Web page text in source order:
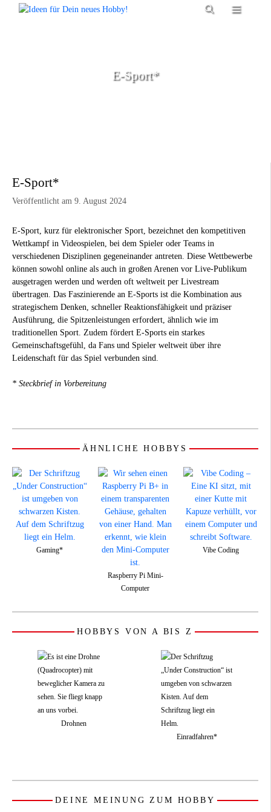
Menü
E-Sport*
E-Sport*
Veröffentlicht am 9. August 2024
E-Sport, kurz für elektronischer Sport, bezeichnet den kompetitiven
Wettkampf in Videospielen, bei dem Spieler oder Teams in
verschiedenen Disziplinen gegeneinander antreten. Diese Wettbewerbe
können sowohl online als auch in großen Arenen vor Live-Publikum
ausgetragen werden und werden oft weltweit per Livestream
übertragen. Das Faszinierende an E-Sports ist die Kombination aus
strategischem Denken, schneller Reaktionsfähigkeit und präziser
Ausführung, die Spitzenleistungen erfordert, ähnlich wie im
traditionellen Sport. Zudem fördert E-Sports ein starkes
Gemeinschaftsgefühl, da Fans und Spieler weltweit über ihre
Leidenschaft für das Spiel verbunden sind.
* Steckbrief in Vorbereitung
ÄHNLICHE HOBBYS
Gaming*
Raspberry Pi Mini-
Computer
Vibe Coding
HOBBYS VON A BIS Z
Drohnen
Einradfahren*
DEINE MEINUNG ZUM HOBBY